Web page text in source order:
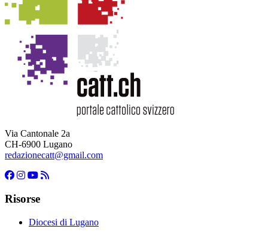
Via Cantonale 2a
CH-6900 Lugano
redazionecatt@gmail.com
Risorse
Diocesi di Lugano